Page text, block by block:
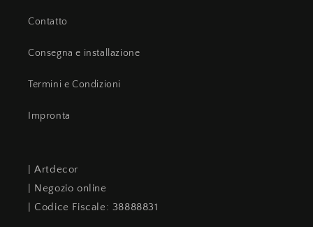
Contatto
Consegna e installazione
Termini e Condizioni
Impronta
| Artdecor
| Negozio online
| Codice Fiscale: 38888831